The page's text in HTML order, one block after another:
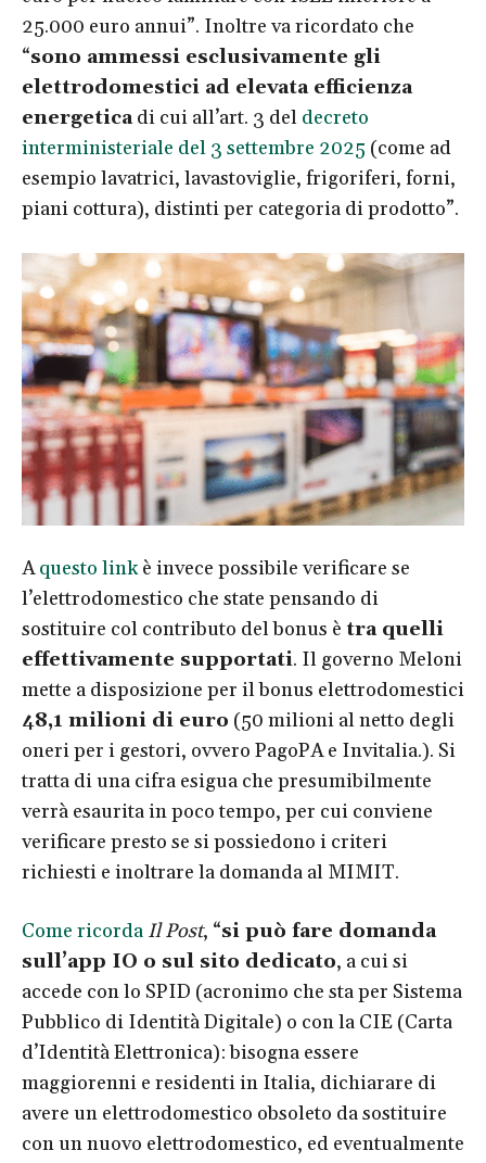
25.000 euro annui”. Inoltre va ricordato che
“sono ammessi esclusivamente gli
elettrodomestici ad elevata efficienza
energeticadi cui all’art. 3 del decreto
interministeriale del 3 settembre 2025 (come ad
esempio lavatrici, lavastoviglie, frigoriferi, forni,
piani cottura), distinti per categoria di prodotto”.
Aquesto linkè invece possibile verificare se
l’elettrodomestico che state pensando di
sostituire col contributo del bonus è tra quelli
effettivamente supportati. Il governo Meloni
mette a disposizione per il bonus elettrodomestici
48,1 milioni di euro (50 milioni al netto degli
oneri per i gestori, ovvero PagoPA e Invitalia.). Si
tratta di una cifra esigua che presumibilmente
verrà esaurita in poco tempo, per cui conviene
verificare presto se si possiedono i criteri
richiesti e inoltrare la domanda al MIMIT.
Come ricorda Il Post, “si può fare domanda
sull’app IO o sul sito dedicato, a cui si
accede con lo SPID (acronimo che sta per Sistema
Pubblico di Identità Digitale) o con la CIE (Carta
d’Identità Elettronica): bisogna essere
maggiorenni e residenti in Italia, dichiarare di
avere un elettrodomestico obsoleto da sostituire
con un nuovo elettrodomestico, ed eventualmente